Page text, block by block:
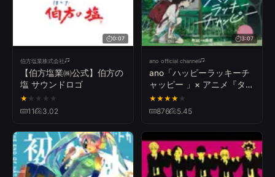
0:07
伯方塩業株式会社
【伯方塩業㈱公式】伯方の
塩 サウンドロゴ
★ ★ ★ ★ ★
11 3.02
3:07
ano official channel
ano「ハッピーラッキーチ
ャッピー 」× アニメ『タコ
ピーの原罪』Collaboration
Music Video
★★★★ ★
876 5.45